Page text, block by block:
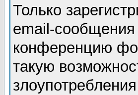
Только
email-сообщения
конференцию
такую